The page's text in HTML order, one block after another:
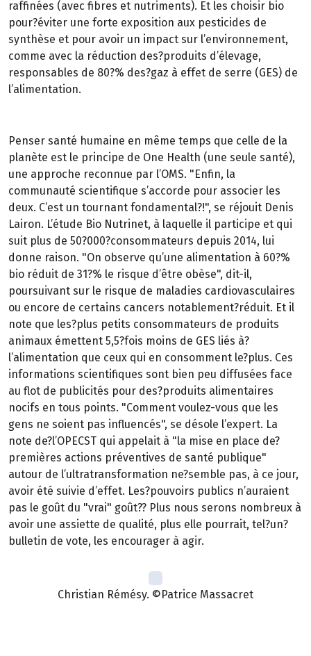
raffinées (avec fibres et nutriments). Et les choisir bio
pour?éviter une forte exposition aux pesticides de
synthèse et pour avoir un impact sur l’environnement,
comme avec la réduction des?produits d’élevage,
responsables de 80?% des?gaz à effet de serre (GES) de
l’alimentation.
Penser santé humaine en même temps que celle de la
planète est le principe de One Health (une seule santé),
une approche reconnue par l’OMS. "Enfin, la
communauté scientifique s’accorde pour associer les
deux. C’est un tournant fondamental?!", se réjouit Denis
Lairon. L’étude Bio Nutrinet, à laquelle il participe et qui
suit plus de 50?000?consommateurs depuis 2014, lui
donne raison. "On observe qu’une alimentation à 60?%
bio réduit de 31?% le risque d’être obèse", dit-il,
poursuivant sur le risque de maladies cardiovasculaires
ou encore de certains cancers notablement?réduit. Et il
note que les?plus petits consommateurs de produits
animaux émettent 5,5?fois moins de GES liés à?
l’alimentation que ceux qui en consomment le?plus. Ces
informations scientifiques sont bien peu diffusées face
au flot de publicités pour des?produits alimentaires
nocifs en tous points. "Comment voulez-vous que les
gens ne soient pas influencés", se désole l’expert. La
note de?l’OPECST qui appelait à "la mise en place de?
premières actions préventives de santé publique"
autour de l’ultratransformation ne?semble pas, à ce jour,
avoir été suivie d’effet. Les?pouvoirs publics n’auraient
pas le goût du "vrai" goût?? Plus nous serons nombreux à
avoir une assiette de qualité, plus elle pourrait, tel?un?
bulletin de vote, les encourager à agir.
Christian Rémésy. ©Patrice Massacret